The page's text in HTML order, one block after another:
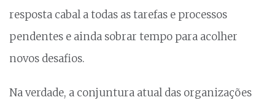
resposta cabal a todas as tarefas e processos
pendentes e ainda sobrar tempo para acolher
novos desafios.
Na verdade, a conjuntura atual das organizações